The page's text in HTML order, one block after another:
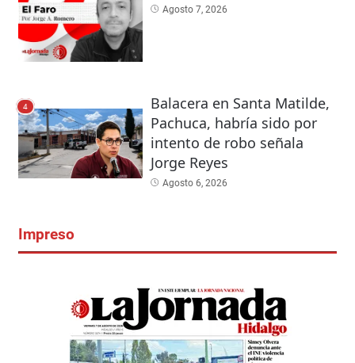
Agosto 7, 2026
4
Balacera en Santa Matilde,
Pachuca, habría sido por
intento de robo señala
Jorge Reyes
Agosto 6, 2026
Impreso